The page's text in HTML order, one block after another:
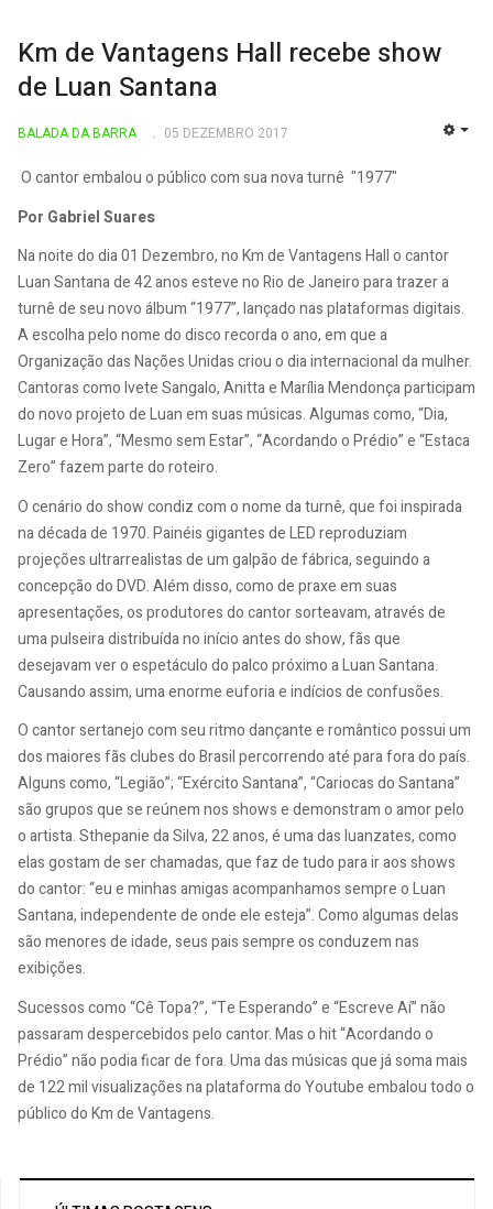
Km de Vantagens Hall recebe show
de Luan Santana
BALADA DA BARRA 05 DEZEMBRO 2017
O cantor embalou o público com sua nova turnê "1977"
Por Gabriel Suares
Na noite do dia 01 Dezembro, no Km de Vantagens Hall o cantor
Luan Santana de 42 anos esteve no Rio de Janeiro para trazer a
turnê de seu novo álbum “1977”, lançado nas plataformas digitais.
A escolha pelo nome do disco recorda o ano, em que a
Organização das Nações Unidas criou o dia internacional da mulher.
Cantoras como Ivete Sangalo, Anitta e Marília Mendonça participam
do novo projeto de Luan em suas músicas. Algumas como, “Dia,
Lugar e Hora”, “Mesmo sem Estar”, “Acordando o Prédio” e “Estaca
Zero” fazem parte do roteiro.
O cenário do show condiz com o nome da turnê, que foi inspirada
na década de 1970. Painéis gigantes de LED reproduziam
projeções ultrarrealistas de um galpão de fábrica, seguindo a
concepção do DVD. Além disso, como de praxe em suas
apresentações, os produtores do cantor sorteavam, através de
uma pulseira distribuída no início antes do show, fãs que
desejavam ver o espetáculo do palco próximo a Luan Santana.
Causando assim, uma enorme euforia e indícios de confusões.
O cantor sertanejo com seu ritmo dançante e romântico possui um
dos maiores fãs clubes do Brasil percorrendo até para fora do país.
Alguns como, “Legião”; “Exército Santana”, “Cariocas do Santana”
são grupos que se reúnem nos shows e demonstram o amor pelo
o artista. Sthepanie da Silva, 22 anos, é uma das luanzates, como
elas gostam de ser chamadas, que faz de tudo para ir aos shows
do cantor: “eu e minhas amigas acompanhamos sempre o Luan
Santana, independente de onde ele esteja”. Como algumas delas
são menores de idade, seus pais sempre os conduzem nas
exibições.
Sucessos como “Cê Topa?”, “Te Esperando” e “Escreve Aí” não
passaram despercebidos pelo cantor. Mas o hit “Acordando o
Prédio” não podia ficar de fora. Uma das músicas que já soma mais
de 122 mil visualizações na plataforma do Youtube embalou todo o
público do Km de Vantagens.